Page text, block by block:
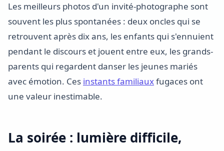
Les meilleurs photos d'un invité-photographe sont
souvent les plus spontanées : deux oncles qui se
retrouvent après dix ans, les enfants qui s'ennuient
pendant le discours et jouent entre eux, les grands-
parents qui regardent danser les jeunes mariés
avec émotion. Ces instants familiauxfugaces ont
une valeur inestimable.
La soirée : lumière difficile,